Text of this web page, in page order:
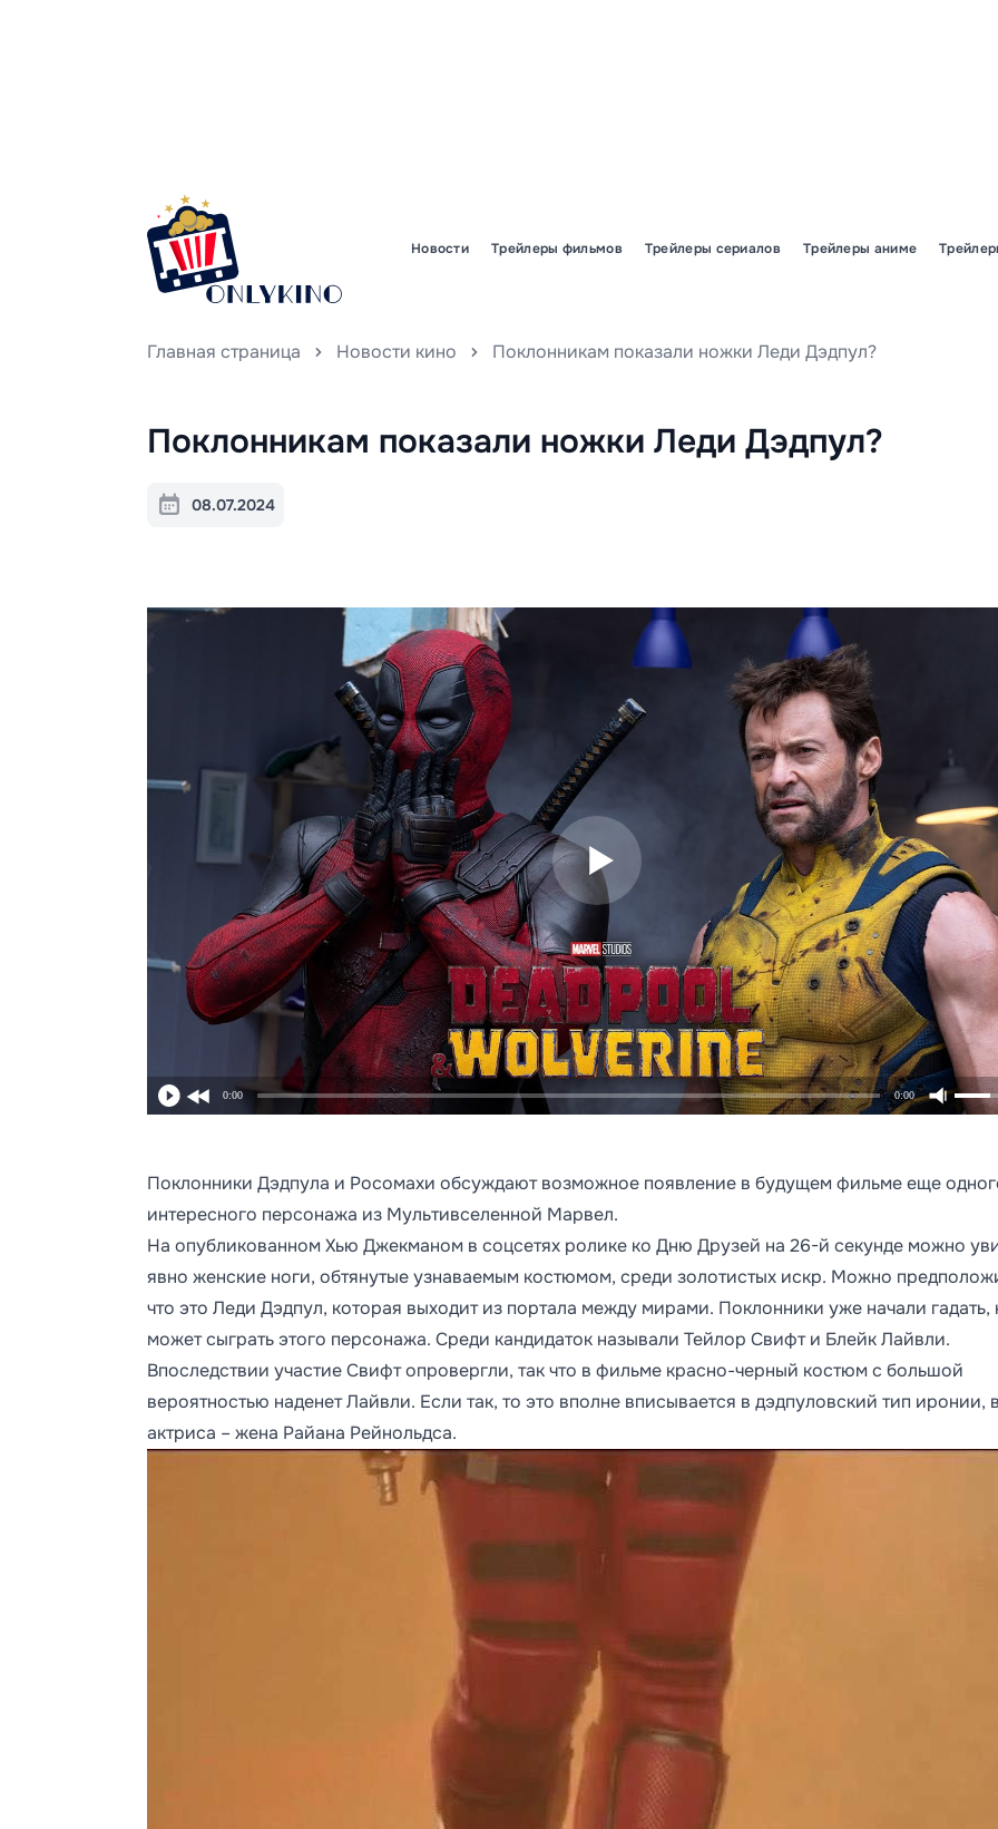
Новости Трейлеры фильмов Трейлеры сериалов Трейлеры аниме
Главная страница Новости кино Поклонникам показали ножки Леди Дэдпул?
Поклонникам показали ножки Леди Дэдпул?
08.07.2024
0:00 0:00
Поклонники Дэдпула и Росомахи обсуждают возможное появление в будущем фильме еще
интересного персонажа из Мультивселенной Марвел.
На опубликованном Хью Джекманом в соцсетях ролике ко Дню Друзей на 26-й секунде можно
явно женские ноги, обтянутые узнаваемым костюмом, среди золотистых искр. Можно
что это Леди Дэдпул, которая выходит из портала между мирами. Поклонники уже начали гадать,
может сыграть этого персонажа. Среди кандидаток называли Тейлор Свифт и Блейк Лайвли.
Впоследствии участие Свифт опровергли, так что в фильме красно-черный костюм с большой
вероятностью наденет Лайвли. Если так, то это вполне вписывается в дэдпуловский тип иронии,
актриса – жена Райана Рейнольдса.